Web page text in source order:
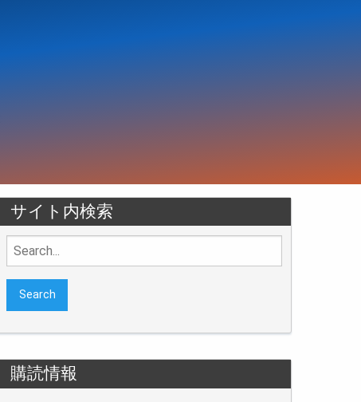
サイト内検索
Search
for:
購読情報